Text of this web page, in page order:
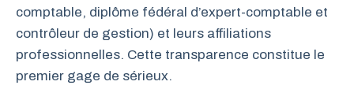
comptable, diplôme fédéral d’expert-comptable et
contrôleur de gestion) et leurs affiliations
professionnelles. Cette transparence constitue le
premier gage de sérieux.